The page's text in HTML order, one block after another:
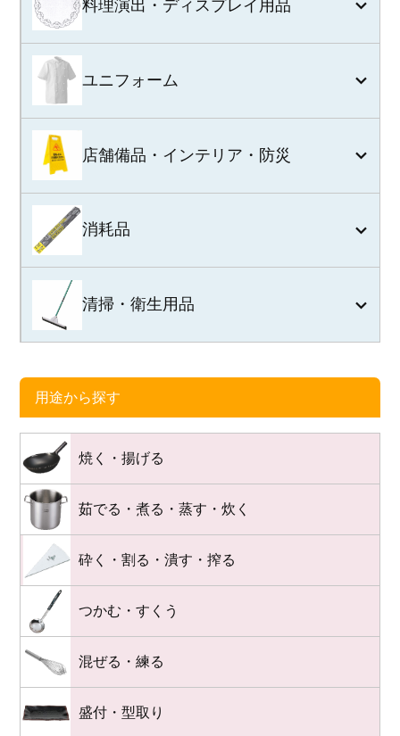
料理演出・ディスプレイ用品
ユニフォーム
店舗備品・インテリア・防災
消耗品
清掃・衛生用品
用途から探す
焼く・揚げる
茹でる・煮る・蒸す・炊く
砕く・割る・潰す・搾る
つかむ・すくう
混ぜる・練る
盛付・型取り